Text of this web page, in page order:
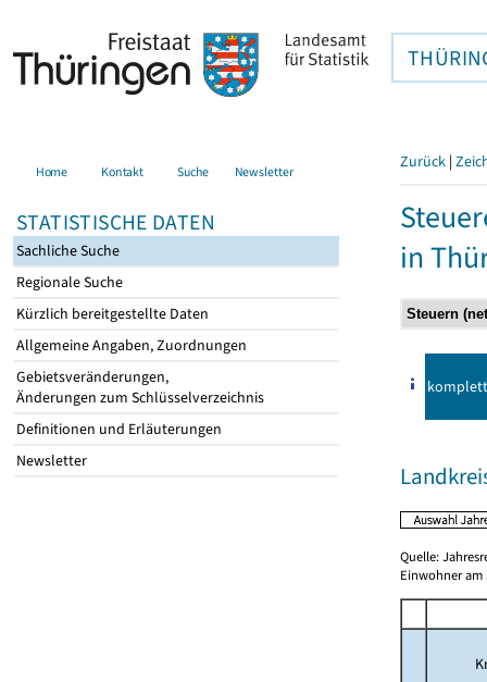
Home Kontakt Suche Newsletter
STATISTISCHE DATEN
Sachliche Suche
Regionale Suche
Kürzlich bereitgestellte Daten
Allgemeine Angaben, Zuordnungen
Gebietsveränderungen,
Änderungen zum Schlüsselverzeichnis
Definitionen und Erläuterungen
Newsletter
Zurück |
in
komplett
Quelle:
Einwohner am